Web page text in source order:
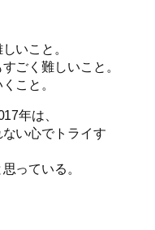
いこと。
ごく難しいこと。
こと。
年は、
ない心でトライす
っている。